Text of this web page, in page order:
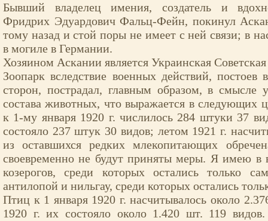
Бывший владелец имения, создатель и
Фридрих Эдуардович Фальц-Фейн, покинул
тому назад и стой поры не имеет с ней связи; в
в могиле в Германии.
Хозяином Аскании является Украинская
Зоопарк вследствие военных действий,
сторон, пострадал, главным образом, в смысле
состава животных, что выражается в следующих
к 1-му января 1920 г. числилось 284 штуки 37
состояло 237 штук 30 видов; летом 1921 г.
из оставшихся редких млекопитающих
своевременно не будут приняты меры. Я имею в
козерогов, среди которых остались только
антилопой и нильгау, среди которых остались
Птиц к 1 января 1920 г. насчитывалось около
1920 г. их состояло около 1.420 шт. 119